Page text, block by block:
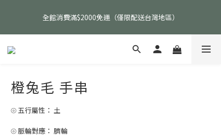
品除外）
全館消費滿$2000免運（僅限配送台灣地區）
父親節活動｜指定品項任選兩件88折（礦標｜高品水晶｜客製化商
橙兔毛 手串
⦾ 五行屬性： 土
⦾ 脈輪對應： 臍輪